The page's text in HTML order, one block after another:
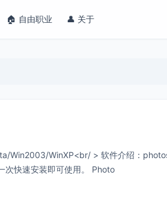
🏠 自由职业 👤 关于
Win2003/WinXP<br/ > 软件介绍：
次快速安装即可使用。 Photo